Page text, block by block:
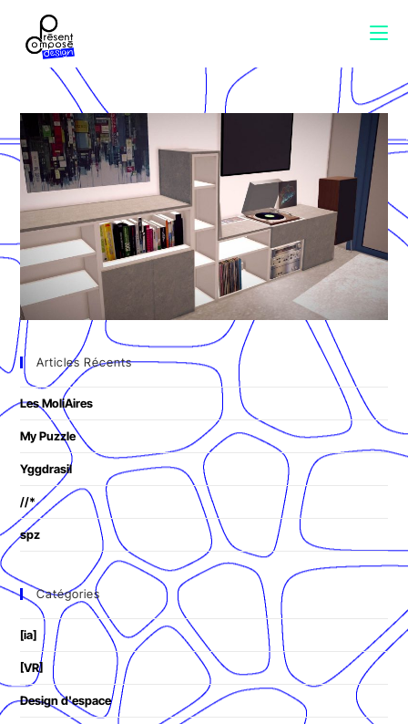
Articles Récents
Les MoliAires
My Puzzle
Yggdrasil
//*
spz
Catégories
[ia]
[VR]
Design d'espace